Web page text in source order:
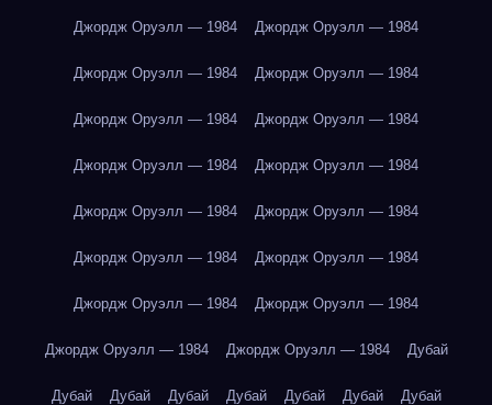
Джордж Оруэлл — 1984 Джордж Оруэлл — 1984
Джордж Оруэлл — 1984 Джордж Оруэлл — 1984
Джордж Оруэлл — 1984 Джордж Оруэлл — 1984
Джордж Оруэлл — 1984 Джордж Оруэлл — 1984
Джордж Оруэлл — 1984 Джордж Оруэлл — 1984
Джордж Оруэлл — 1984 Джордж Оруэлл — 1984
Джордж Оруэлл — 1984 Джордж Оруэлл — 1984
Джордж Оруэлл — 1984 Джордж Оруэлл — 1984 Дубай
Дубай Дубай Дубай Дубай Дубай Дубай Дубай